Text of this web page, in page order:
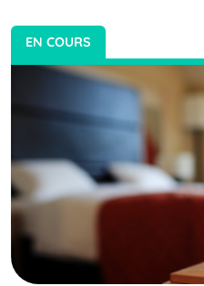
EN COURS